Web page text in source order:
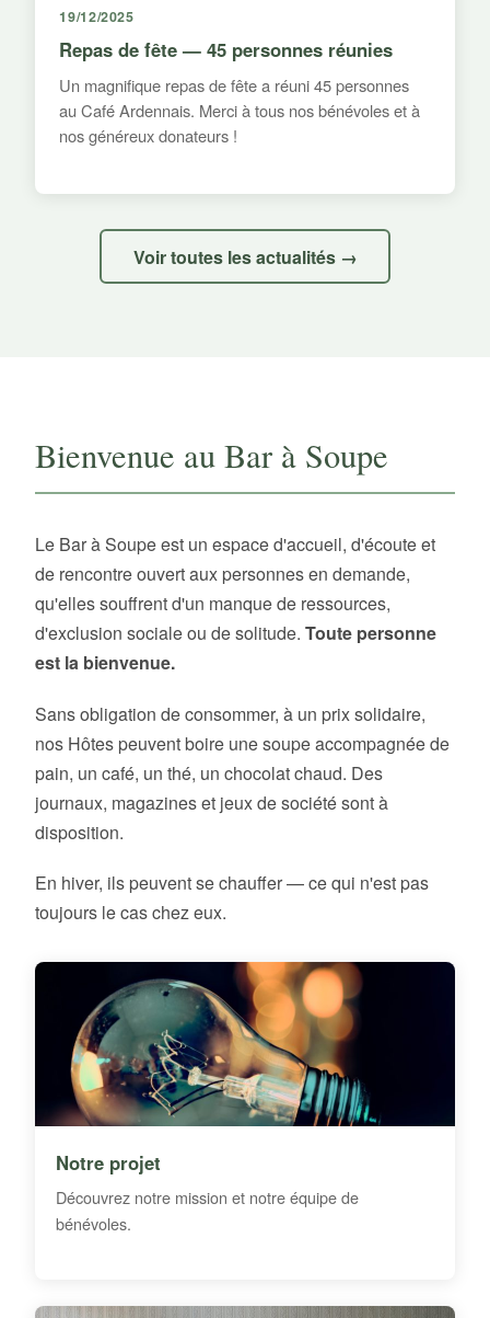
19/12/2025
Repas de fête — 45 personnes réunies
Un magnifique repas de fête a réuni 45 personnes
au Café Ardennais. Merci à tous nos bénévoles et à
nos généreux donateurs !
Voir toutes les actualités →
Bienvenue au Bar à Soupe
Le Bar à Soupe est un espace d'accueil, d'écoute et
de rencontre ouvert aux personnes en demande,
qu'elles souffrent d'un manque de ressources,
d'exclusion sociale ou de solitude. Toute personne
est la bienvenue.
Sans obligation de consommer, à un prix solidaire,
nos Hôtes peuvent boire une soupe accompagnée de
pain, un café, un thé, un chocolat chaud. Des
journaux, magazines et jeux de société sont à
disposition.
En hiver, ils peuvent se chauffer — ce qui n'est pas
toujours le cas chez eux.
Notre projet
Découvrez notre mission et notre équipe de
bénévoles.